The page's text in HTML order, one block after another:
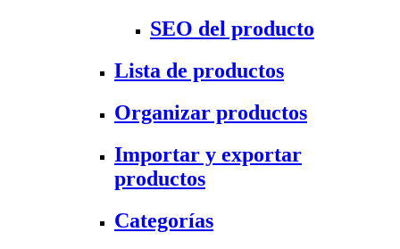
SEO del producto
Lista de productos
Organizar productos
Importar y exportar
productos
Categorías